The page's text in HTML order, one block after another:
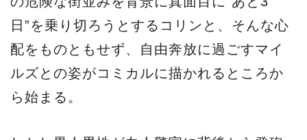
日”を乗り切ろうとするコリンと、そんな心
配をものともせず、自由奔放に過ごすマイ
ルズとの姿がコミカルに描かれるところか
ら始まる。